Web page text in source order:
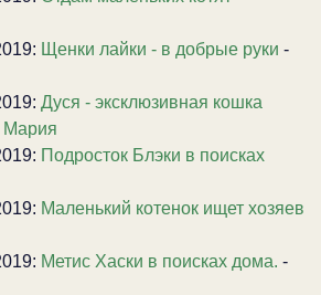
Щенки лайки - в добрые руки -
Дуся - эксклюзивная кошка
Мария
Подросток Блэки в поисках
Маленький котенок ищет хозяев
Метис Хаски в поисках дома. -